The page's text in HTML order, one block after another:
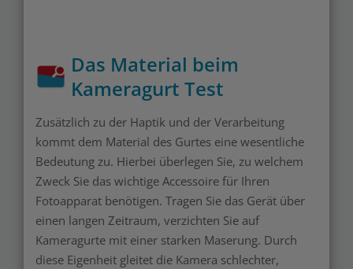
Das Material beim
Kameragurt Test
Zusätzlich zu der Haptik und der Verarbeitung
kommt dem Material des Gurtes eine wesentliche
Bedeutung zu. Hierbei überlegen Sie, zu welchem
Zweck Sie das wichtige Accessoire für Ihren
Fotoapparat benötigen. Tragen Sie das Gerät über
einen langen Zeitraum, verzichten Sie auf
Kameragurte mit einer starken Maserung. Durch
diese Eigenheit gleitet die Kamera schlechter,